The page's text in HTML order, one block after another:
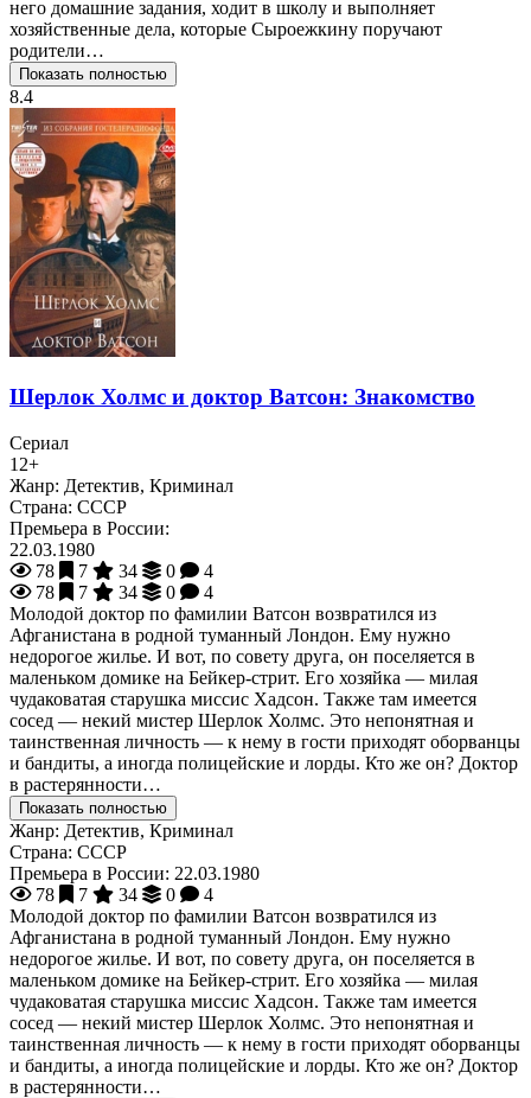
него домашние задания, ходит в школу и выполняет
хозяйственные дела, которые Сыроежкину поручают
родители…
Показать полностью
8.4
Шерлок Холмс и доктор Ватсон: Знакомство
Сериал
12+
Жанр: Детектив, Криминал
Страна: СССР
Премьера в России:
22.03.1980
78
7 34 0
4
78
7 34 0
4
Молодой доктор по фамилии Ватсон возвратился из
Афганистана в родной туманный Лондон. Ему нужно
недорогое жилье. И вот, по совету друга, он поселяется в
маленьком домике на Бейкер-стрит. Его хозяйка — милая
чудаковатая старушка миссис Хадсон. Также там имеется
сосед — некий мистер Шерлок Холмс. Это непонятная и
таинственная личность — к нему в гости приходят оборванцы
и бандиты, а иногда полицейские и лорды. Кто же он? Доктор
в растерянности…
Показать полностью
Жанр: Детектив, Криминал
Страна: СССР
Премьера в России: 22.03.1980
78
7 34 0
4
Молодой доктор по фамилии Ватсон возвратился из
Афганистана в родной туманный Лондон. Ему нужно
недорогое жилье. И вот, по совету друга, он поселяется в
маленьком домике на Бейкер-стрит. Его хозяйка — милая
чудаковатая старушка миссис Хадсон. Также там имеется
сосед — некий мистер Шерлок Холмс. Это непонятная и
таинственная личность — к нему в гости приходят оборванцы
и бандиты, а иногда полицейские и лорды. Кто же он? Доктор
в растерянности…